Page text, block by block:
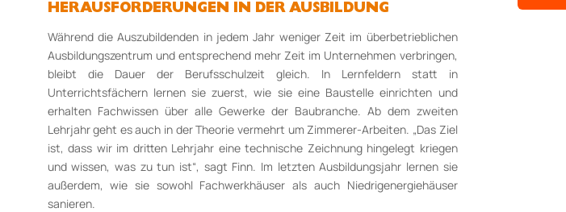
HERAUSFORDERUNGEN IN DER AUSBILDUNG
Während die Auszubildenden in jedem Jahr weniger Zeit im überbetrieblichen
Ausbildungszentrum und entsprechend mehr Zeit im Unternehmen verbringen,
bleibt die Dauer der Berufsschulzeit gleich. In Lernfeldern statt in
Unterrichtsfächern lernen sie zuerst, wie sie eine Baustelle einrichten und
erhalten Fachwissen über alle Gewerke der Baubranche. Ab dem zweiten
Lehrjahr geht es auch in der Theorie vermehrt um Zimmerer-Arbeiten. „Das Ziel
ist, dass wir im dritten Lehrjahr eine technische Zeichnung hingelegt kriegen
und wissen, was zu tun ist“, sagt Finn. Im letzten Ausbildungsjahr lernen sie
außerdem, wie sie sowohl Fachwerkhäuser als auch Niedrigenergiehäuser
sanieren.